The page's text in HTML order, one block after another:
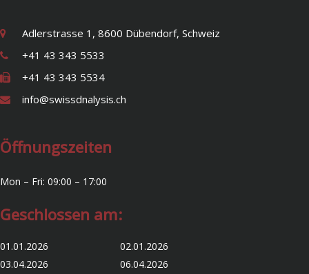
Adlerstrasse 1, 8600 Dübendorf, Schweiz
+41 43 343 5533
+41 43 343 5534
info@swissdnalysis.ch
Öffnungszeiten
Mon – Fri: 09:00 – 17:00
Geschlossen am:
01.01.2026 02.01.2026
03.04.2026 06.04.2026